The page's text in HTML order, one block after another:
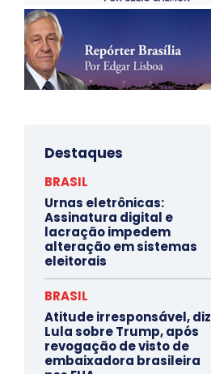
Destaques
BRASIL
Urnas eletrônicas:
Assinatura digital e
lacração impedem
alteração em sistemas
eleitorais
BRASIL
Atitude irresponsável, diz
Lula sobre Trump, após
revogação de visto de
embaixadora brasileira